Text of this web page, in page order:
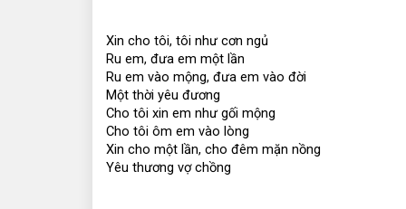
Xin cho tôi, tôi như cơn ngủ
Ru em, đưa em một lần
Ru em vào mộng, đưa em vào đời
Một thời yêu đương
Cho tôi xin em như gối mộng
Cho tôi ôm em vào lòng
Xin cho một lần, cho đêm mặn nồng
Yêu thương vợ chồng